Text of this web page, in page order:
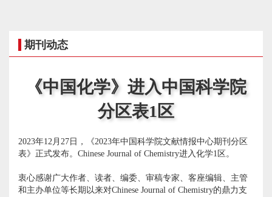
期刊动态
《中国化学》进入中国科学院
分区表1区
2023年12月27日，《2023年中国科学院文献情报中心期刊分区
表》正式发布。Chinese Journal of Chemistry进入化学1区。
衷心感谢广大作者、读者、编委、审稿专家、客座编辑、主管
和主办单位等长期以来对Chinese Journal of Chemistry的鼎力支